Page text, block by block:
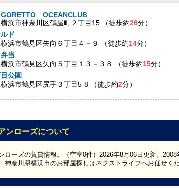
OCEANCLUB
浜市神奈川区鶴屋町２丁目15 （徒歩約26分）
ド
浜市鶴見区矢向６丁目４－９ （徒歩約14分）
当
浜市鶴見区矢向５丁目１３－３８ （徒歩約15分）
公園
浜市鶴見区尻手３丁目5-8 （徒歩約2分）
ンローズについて
ローズの賃貸情報。（空室0件）2026年8月06日更新。
神奈川県横浜市のお部屋探しはネクストライフへお任せく